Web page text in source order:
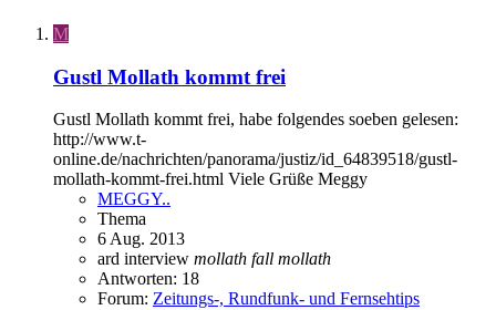
M
Gustl Mollath kommt frei
Gustl Mollath kommt frei, habe folgendes soeben gelesen:
http://www.t-
online.de/nachrichten/panorama/justiz/id_64839518/gustl-
mollath-kommt-frei.html Viele Grüße Meggy
MEGGY..
Thema
6 Aug. 2013
ard interview mollath fall mollath
Antworten: 18
Forum: Zeitungs-, Rundfunk- und Fernsehtips